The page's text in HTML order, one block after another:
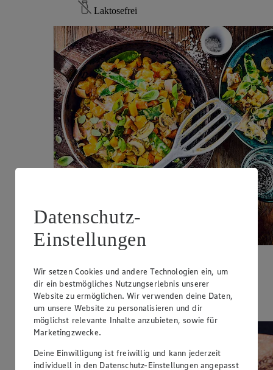
Laktosefrei
Kürbispfanne mit Schinken
Zubereitungsdauer
27 min.
Datenschutz-
Einstellungen
Wir setzen Cookies und andere Technologien ein, um
dir ein bestmögliches Nutzungserlebnis unserer
Website zu ermöglichen. Wir verwenden deine Daten,
um unsere Website zu personalisieren und dir
möglichst relevante Inhalte anzubieten, sowie für
Marketingzwecke.
Deine Einwilligung ist freiwillig und kann jederzeit
individuell in den Datenschutz-Einstellungen angepasst